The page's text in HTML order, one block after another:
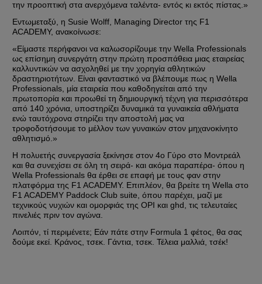
Εντωμεταξύ, η Susie Wolff, Managing Director της F1
ACADEMY, ανακοίνωσε:
«Είμαστε περήφανοι να καλωσορίζουμε την Wella Professionals
ως επίσημη συνεργάτη στην πρώτη προσπάθεια μιας εταιρείας
καλλυντικών να ασχοληθεί με την χορηγία αθλητικών
δραστηριοτήτων. Είναι φανταστικό να βλέπουμε πως η Wella
Professionals, μία εταιρεία που καθοδηγείται από την
πρωτοπορία και προωθεί τη δημιουργική τέχνη για περισσότερα
από 140 χρόνια, υποστηρίζει δυναμικά τα γυναικεία αθλήματα
ενώ ταυτόχρονα στηρίζει την αποστολή μας να
τροφοδοτήσουμε το μέλλον των γυναικών στον μηχανοκίνητο
αθλητισμό.»
Η πολυετής συνεργασία ξεκίνησε στον 4ο Γύρο στο Mοντρεάλ
και θα συνεχίσει σε όλη τη σειρά- και ακόμα παραπέρα- όπου η
Wella Professionals θα έρθει σε επαφή με τους φαν στην
πλατφόρμα της F1 ACADEMY. Επιπλέον, θα βρείτε τη Wella στο
F1 ACADEMY Paddock Club suite, όπου παρέχει, μαζί με
τεχνικούς νυχιών και ομορφιάς της OPI και ghd, τις τελευταίες
πινελιές πριν τον αγώνα.
Λοιπόν, τί περιμένετε; Εάν πάτε στην Formula 1 φέτος, θα σας
δούμε εκεί. Κράνος, τσεκ. Γάντια, τσεκ. Τέλεια μαλλιά, τσέκ!